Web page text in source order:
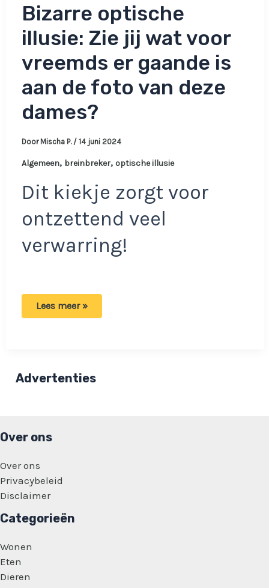
Bizarre optische
illusie: Zie jij wat voor
vreemds er gaande is
aan de foto van deze
dames?
Door Mischa P. / 14 juni 2024
Algemeen, breinbreker, optische illusie
Dit kiekje zorgt voor
ontzettend veel
verwarring!
Bizarre
vreemds
er
van
Lees meer »
Advertenties
Over ons
Over ons
Privacybeleid
Disclaimer
Categorieën
Wonen
Eten
Dieren